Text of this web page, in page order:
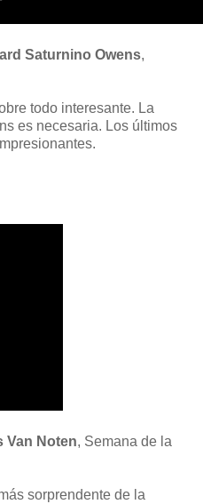
Saturnino Owens,
todo interesante. La
es necesaria. Los últimos
Van Noten, Semana de la
sorprendente de la